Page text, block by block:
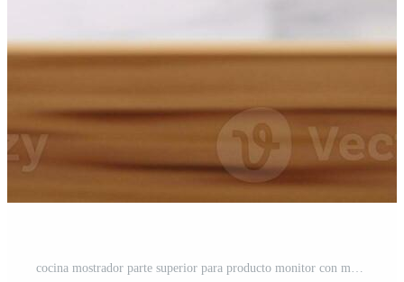
cocina mostrador parte superior para producto monitor con moderno minimalista cocina habitación interior en el antecedentes. generativo ai Foto Pro